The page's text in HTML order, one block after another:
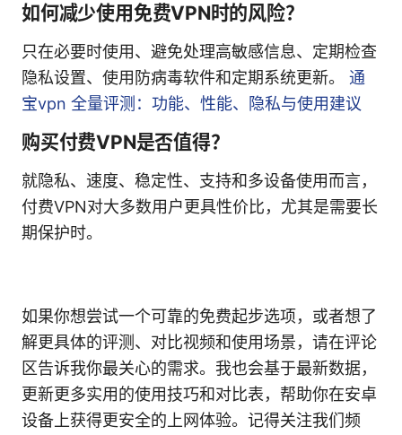
如何减少使用免费VPN时的风险？
只在必要时使用、避免处理高敏感信息、定期检查
隐私设置、使用防病毒软件和定期系统更新。 通
宝vpn 全量评测：功能、性能、隐私与使用建议
购买付费VPN是否值得？
就隐私、速度、稳定性、支持和多设备使用而言，
付费VPN对大多数用户更具性价比，尤其是需要长
期保护时。
如果你想尝试一个可靠的免费起步选项，或者想了
解更具体的评测、对比视频和使用场景，请在评论
区告诉我你最关心的需求。我也会基于最新数据，
更新更多实用的使用技巧和对比表，帮助你在安卓
设备上获得更安全的上网体验。记得关注我们频